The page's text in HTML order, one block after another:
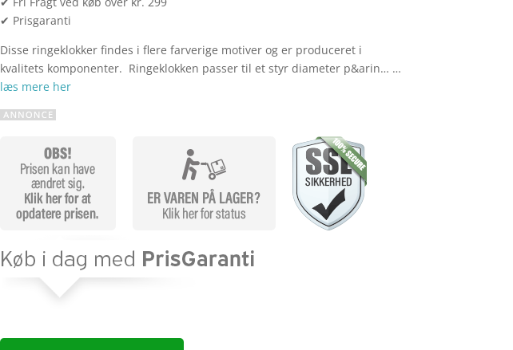
✔ Prisgaranti
Disse ringeklokker findes i flere farverige motiver og er produceret i
kvalitets komponenter. Ringeklokken passer til et styr diameter p&arin… …
læs mere her